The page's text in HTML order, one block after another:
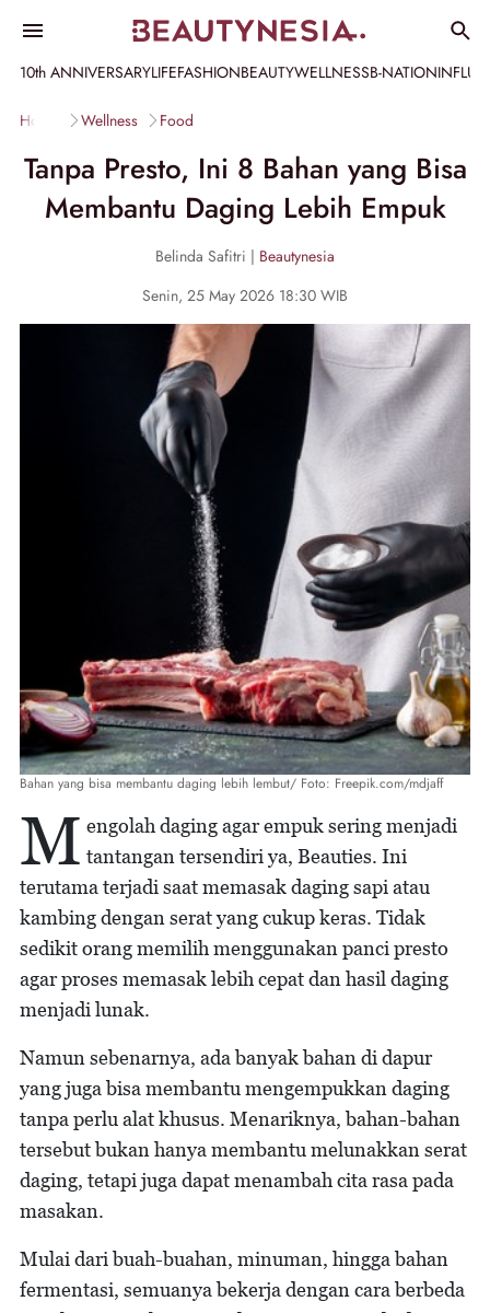
10th ANNIVERSARYLIFEFASHIONBEAUTYWELLNESSB-NATION
Home Wellness Food
Tanpa Presto, Ini 8 Bahan yang Bisa
Membantu Daging Lebih Empuk
Belinda Safitri | Beautynesia
Senin, 25 May 2026 18:30 WIB
Bahan yang bisa membantu daging lebih lembut/ Foto: Freepik.com/mdjaff
M engolah daging agar empuk sering menjadi
tantangan tersendiri ya, Beauties. Ini
terutama terjadi saat memasak daging sapi atau
kambing dengan serat yang cukup keras. Tidak
sedikit orang memilih menggunakan panci presto
agar proses memasak lebih cepat dan hasil daging
menjadi lunak.
Namun sebenarnya, ada banyak bahan di dapur
yang juga bisa membantu mengempukkan daging
tanpa perlu alat khusus. Menariknya, bahan-bahan
tersebut bukan hanya membantu melunakkan serat
daging, tetapi juga dapat menambah cita rasa pada
masakan.
Mulai dari buah-buahan, minuman, hingga bahan
fermentasi, semuanya bekerja dengan cara berbeda